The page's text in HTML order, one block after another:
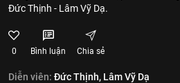
Đức Thịnh - Lâm Vỹ Dạ.
0 Bình luận Chia sẻ
Diễn viên: Đức Thịnh, Lâm Vỹ Dạ